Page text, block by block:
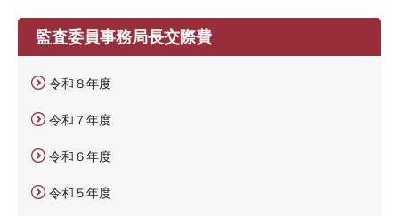
監査委員事務局長交際費
令和８年度
令和７年度
令和６年度
令和５年度